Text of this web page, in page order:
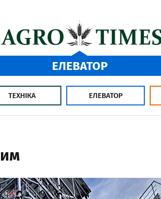
ЕЛЕВАТОР
ТЕХНІКА ЕЛЕВАТОР